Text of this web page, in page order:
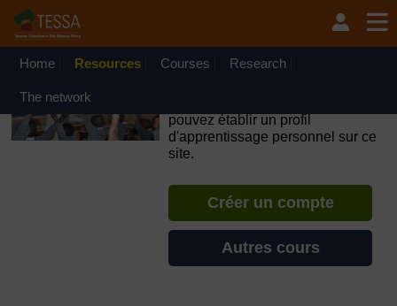
Passer au contenu principal
OpenLearn Create will be unavailable on Wednesday 12
August 2026 from 8am to 10.30am (GMT) due to routine
Home Resources Courses Research
The network
pouvez établir un profil
d'apprentissage personnel sur ce
site.
Créer un compte
Autres cours